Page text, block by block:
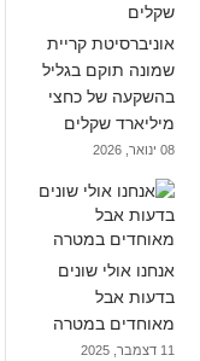
אוניברסיטת קריית
שמונה תוקם בגליל
בהשקעה של כחצי
מיליארד שקלים
08 ינואר, 2026
אנחנו אולי שונים
בדעות אבל
מאוחדים במטרה
11 דצמבר, 2025